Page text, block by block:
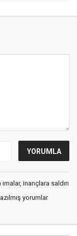
inançlara saldırı
yorumlar